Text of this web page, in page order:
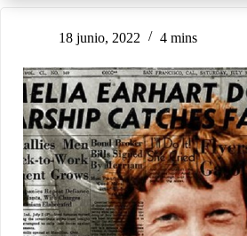
18 junio, 2022 4 mins